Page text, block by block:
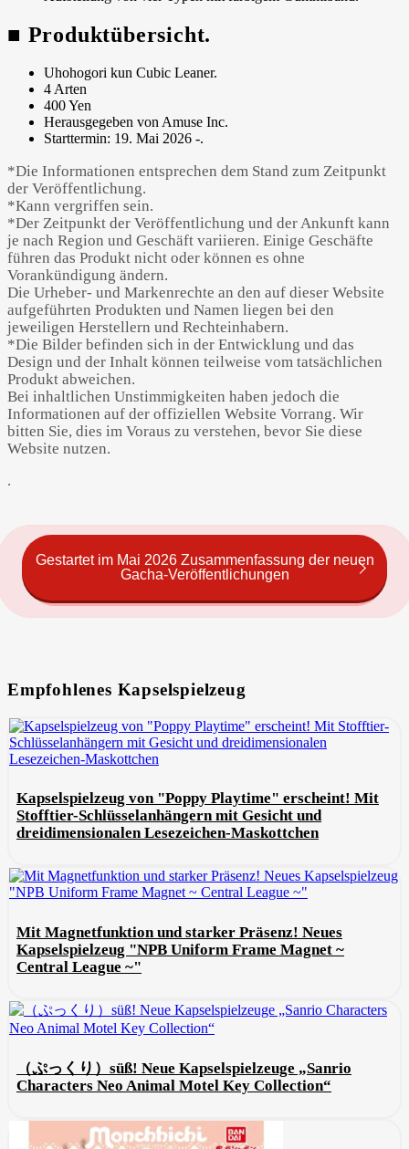
■ Produktübersicht.
Uhohogori kun Cubic Leaner.
4 Arten
400 Yen
Herausgegeben von Amuse Inc.
Starttermin: 19. Mai 2026 -.
*Die Informationen entsprechen dem Stand zum Zeitpunkt
der Veröffentlichung.
*Kann vergriffen sein.
*Der Zeitpunkt der Veröffentlichung und der Ankunft kann
je nach Region und Geschäft variieren. Einige Geschäfte
führen das Produkt nicht oder können es ohne
Vorankündigung ändern.
Die Urheber- und Markenrechte an den auf dieser Website
aufgeführten Produkten und Namen liegen bei den
jeweiligen Herstellern und Rechteinhabern.
*Die Bilder befinden sich in der Entwicklung und das
Design und der Inhalt können teilweise vom tatsächlichen
Produkt abweichen.
Bei inhaltlichen Unstimmigkeiten haben jedoch die
Informationen auf der offiziellen Website Vorrang. Wir
bitten Sie, dies im Voraus zu verstehen, bevor Sie diese
Website nutzen.
.
Gestartet im Mai 2026 Zusammenfassung der neuen
Gacha-Veröffentlichungen
Empfohlenes Kapselspielzeug
Kapselspielzeug von "Poppy Playtime" erscheint! Mit
Stofftier-Schlüsselanhängern mit Gesicht und
dreidimensionalen Lesezeichen-Maskottchen
Mit Magnetfunktion und starker Präsenz! Neues
Kapselspielzeug "NPB Uniform Frame Magnet ~
Central League ~"
（ぷっくり）süß! Neue Kapselspielzeuge „Sanrio
Characters Neo Animal Motel Key Collection“